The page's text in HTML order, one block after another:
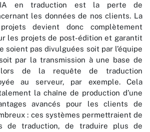
en traduction est la perte de
les données de nos clients. La
devient donc complètement
les projets de post-édition et garantit
soient pas divulguées soit par l’équipe
par la transmission à une base de
de la requête de traduction
au serveur, par exemple. Cela
la chaîne de production d’une
avancés pour les clients de
: ces systèmes permettraient de
de traduction, de traduire plus de